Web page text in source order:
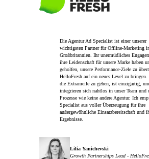
Die Agentur Ad Specialist ist einer unserer
wichtigsten Partner für Offline-Marketing
Großbritannien. Ihr unermüdliches
ihre Leidenschaft für unsere Marke haben
geholfen, unsere Performance-Ziele zu
HelloFresh auf ein neues Level zu
die Extrameile zu gehen, ist einzigartig,
integrieren sich nahtlos in unser Team und
Prozesse wie keine andere Agentur. Ich
Specialist aus voller Überzeugung für ihre
außergewöhnliche Einsatzbereitschaft und
Ergebnisse.
Lilia Yanichevski
Growth Partnerships Lead -